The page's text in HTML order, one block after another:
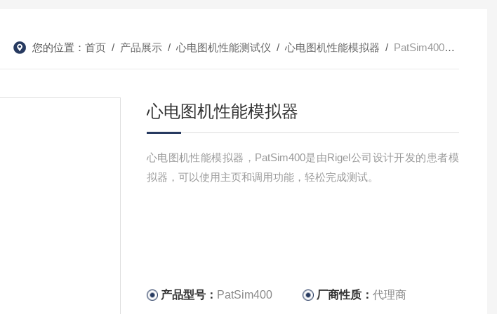
您的位置： 首页/ 产品展示/ 心电图机性能测试仪 / 心电图机性能模拟器 / PatSim400心电图机性能模拟器
心电图机性能模拟器
心电图机性能模拟器，PatSim400是由Rigel公司设计开发的患者模
拟器，可以使用主页和调用功能，轻松完成测试。
产品型号： PatSim400 厂商性质：代理商